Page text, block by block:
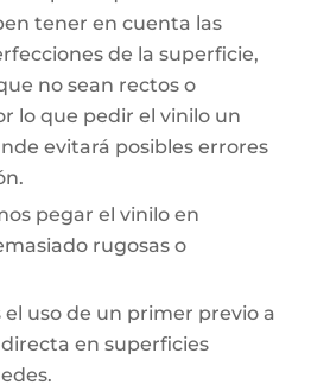
tener en cuenta las
de la superficie,
no sean rectos o
lo que pedir el vinilo un
evitará posibles errores
pegar el vinilo en
rugosas o
uso de un primer previo a
en superficies